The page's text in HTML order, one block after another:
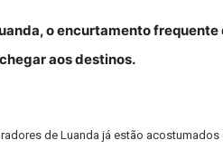
o encurtamento
aos destinos.
de Luanda já estão